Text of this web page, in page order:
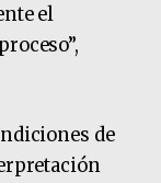
el
de